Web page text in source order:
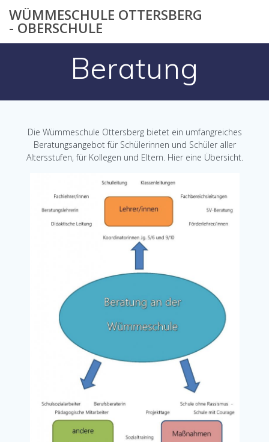
Inhalt
WÜMMESCHULE OTTERSBERG
- OBERSCHULE
Beratung
Die Wümmeschule Ottersberg bietet ein umfangreiches
Beratungsangebot für Schülerinnen und Schüler aller
Altersstufen, für Kollegen und Eltern. Hier eine Übersicht.